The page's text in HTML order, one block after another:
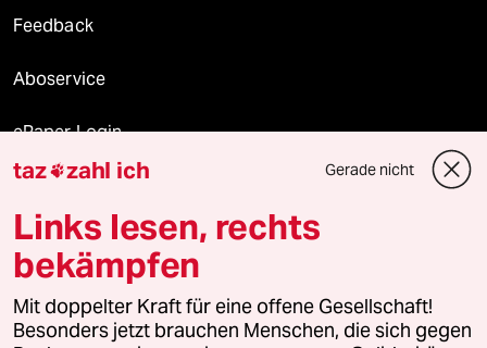
Feedback
Aboservice
ePaper Login
Downloads für Abonnierende
© 2026 taz Verlags und Vertriebs GmbH
Alle Rechte vorbehalten. Bei rechtlichen Fragen oder für Genehmigungen
wenden Sie sich bitte an
lizenzen@taz.de
taz zahl ich Gerade nicht
Links lesen, rechts
bekämpfen
Mit doppelter Kraft für eine offene Gesellschaft!
Besonders jetzt brauchen Menschen, die sich gegen